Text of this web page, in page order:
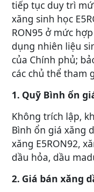
tiếp tục duy trì
xăng sinh học
RON95 ở mức
dụng nhiên liệu
của Chính phủ;
các chủ thể tham
1. Quỹ Bình ổn
Không trích lập,
Bình ổn giá xăng
xăng E5RON92,
dầu hỏa, dầu
2. Giá bán xăng